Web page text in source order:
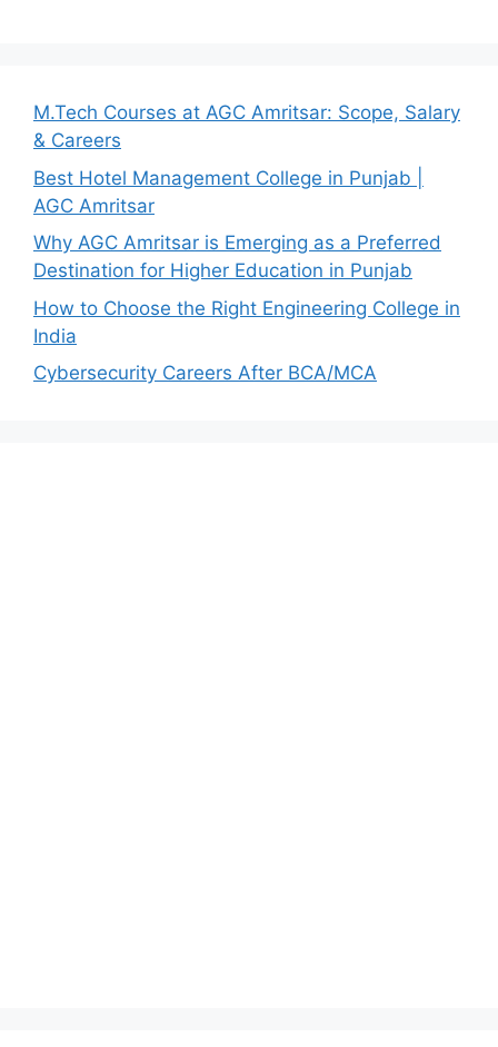
M.Tech Courses at AGC Amritsar: Scope, Salary
& Careers
Best Hotel Management College in Punjab |
AGC Amritsar
Why AGC Amritsar is Emerging as a Preferred
Destination for Higher Education in Punjab
How to Choose the Right Engineering College in
India
Cybersecurity Careers After BCA/MCA